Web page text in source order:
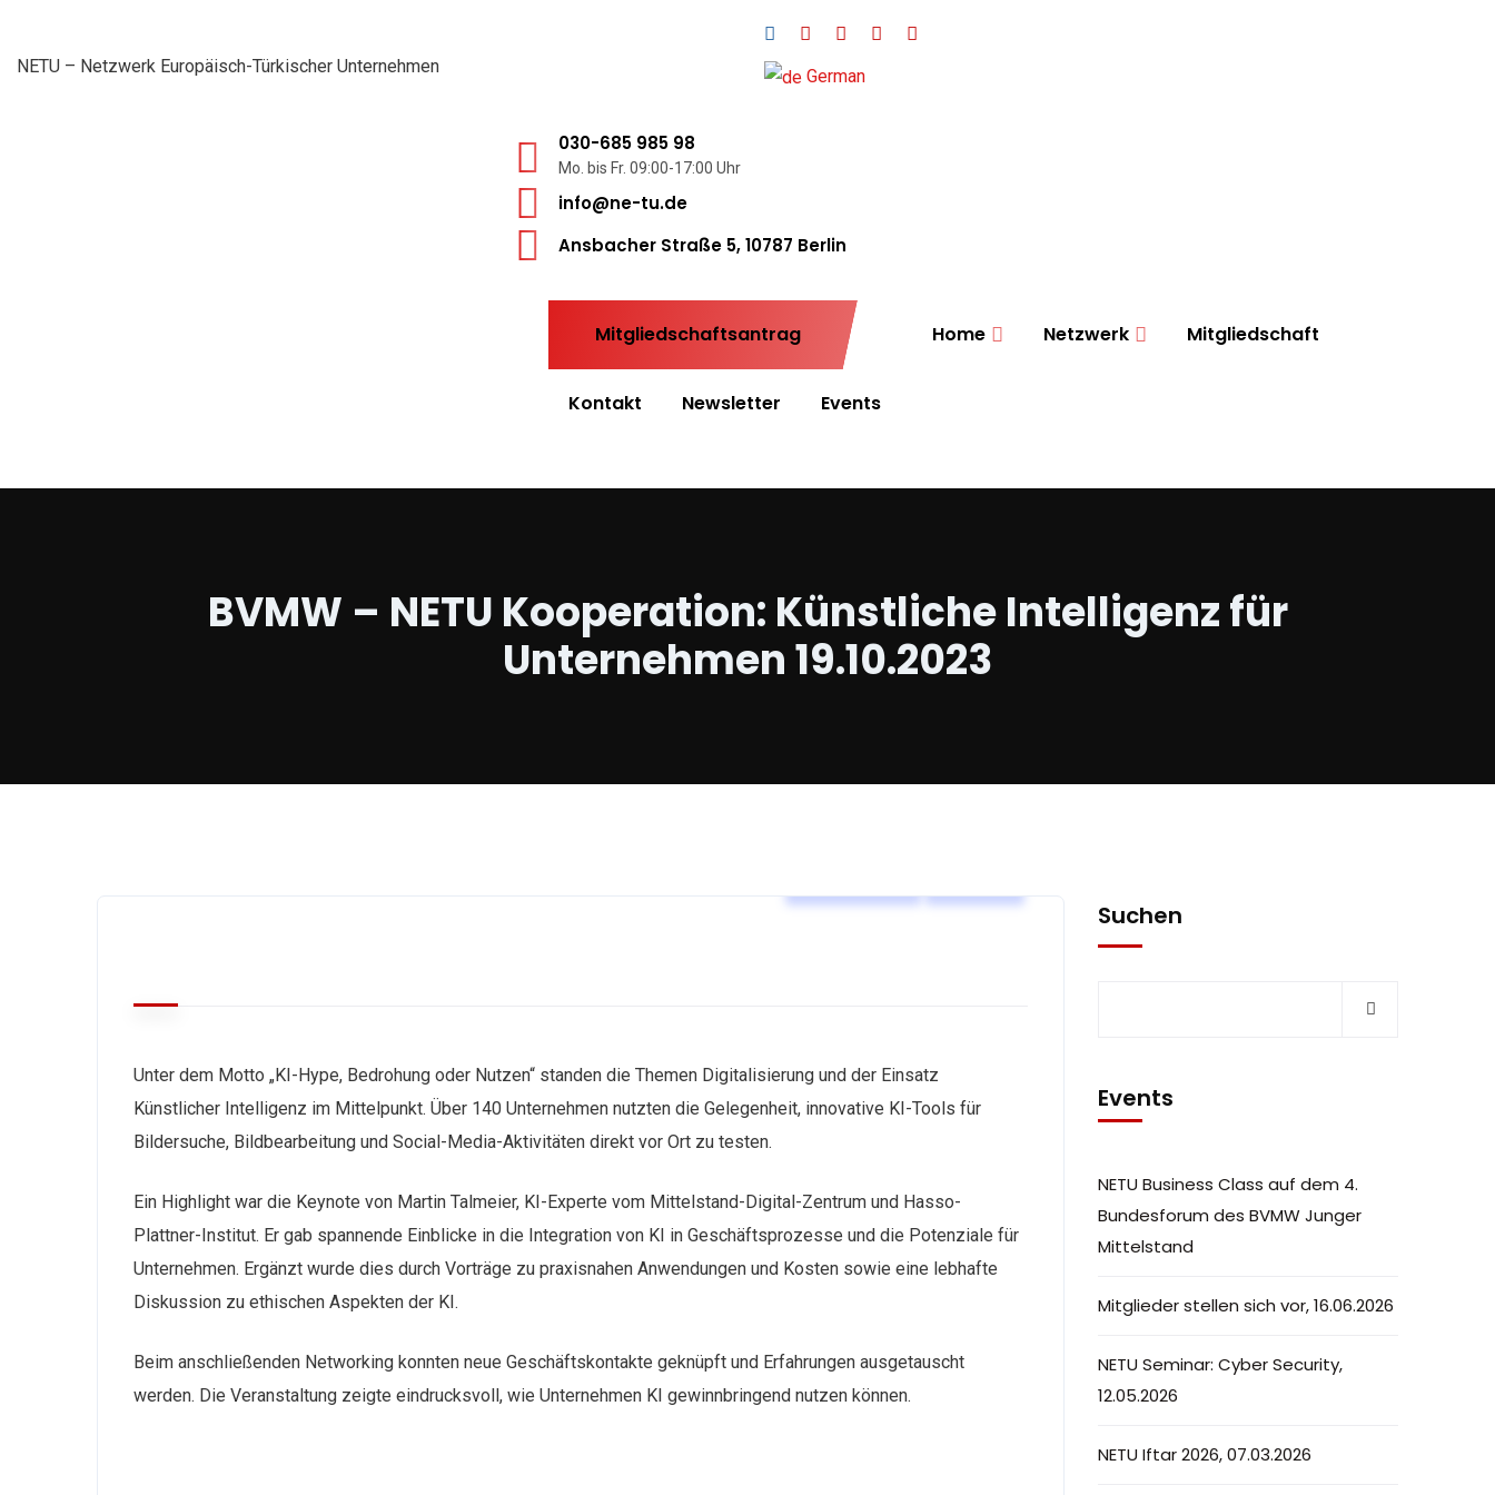
NETU – Netzwerk Europäisch-Türkischer Unternehmen German
030-685 985 98
Mo. bis Fr. 09:00-17:00 Uhr
info@ne-tu.de
Ansbacher Straße 5, 10787 Berlin
Mitgliedschaftsantrag Home Netzwerk Mitgliedschaft
Kontakt Newsletter Events
BVMW – NETU Kooperation: Künstliche Intelligenz für
Unternehmen 19.10.2023
Unter dem Motto „KI-Hype, Bedrohung oder Nutzen“ standen die Themen Digitalisierung und der Einsatz
Künstlicher Intelligenz im Mittelpunkt. Über 140 Unternehmen nutzten die Gelegenheit, innovative KI-Tools für
Bildersuche, Bildbearbeitung und Social-Media-Aktivitäten direkt vor Ort zu testen.
Ein Highlight war die Keynote von Martin Talmeier, KI-Experte vom Mittelstand-Digital-Zentrum und Hasso-
Plattner-Institut. Er gab spannende Einblicke in die Integration von KI in Geschäftsprozesse und die Potenziale für
Unternehmen. Ergänzt wurde dies durch Vorträge zu praxisnahen Anwendungen und Kosten sowie eine lebhafte
Diskussion zu ethischen Aspekten der KI.
Beim anschließenden Networking konnten neue Geschäftskontakte geknüpft und Erfahrungen ausgetauscht
werden. Die Veranstaltung zeigte eindrucksvoll, wie Unternehmen KI gewinnbringend nutzen können.
Suchen
Events
NETU Business Class auf dem 4.
Bundesforum des BVMW Junger
Mittelstand
Mitglieder stellen sich vor, 16.06.2026
NETU Seminar: Cyber Security,
12.05.2026
NETU Iftar 2026, 07.03.2026